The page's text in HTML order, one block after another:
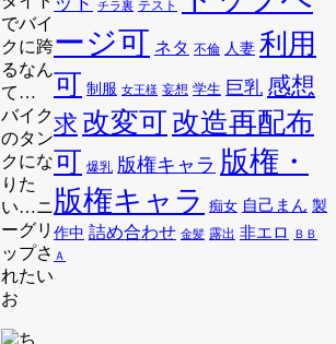
でバイ
クに跨
るなん
て…
バイク
のタン
クにな
りた
い…ニ
ーグリ
ップさ
れたい
お
チラ裏 テスト
ージ可 ネタ 不倫 人妻 利用
可 制服 女王様 妄想 学生 巨乳 感想
求 改変可 改造再配布
可 爆乳 版権キャラ 版権・
版権キャラ 痴女 自己まん 製
作中 詰め合わせ 金髪 露出 非エロ
ＢＢ
Ａ